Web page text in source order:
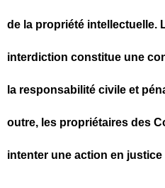
de la propriété intellectuelle.
interdiction constitue une
la responsabilité civile et
outre, les propriétaires des
intenter une action en